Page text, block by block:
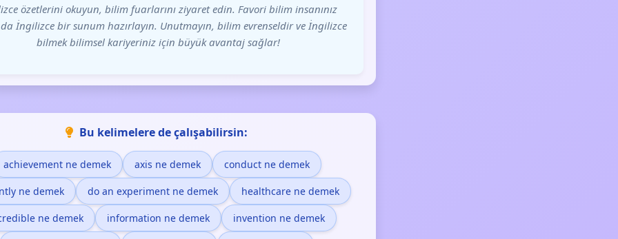
özetlerini okuyun, bilim fuarlarını ziyaret edin. Favori bilim insanınız
İngilizce bir sunum hazırlayın. Unutmayın, bilim evrenseldir ve İngilizce
bilmek bilimsel kariyeriniz için büyük avantaj sağlar!
Bu kelimelere de çalışabilirsin:
achievement ne demek axis ne demek conduct ne demek
ne demek do an experiment ne demek healthcare ne demek
ne demek information ne demek invention ne demek